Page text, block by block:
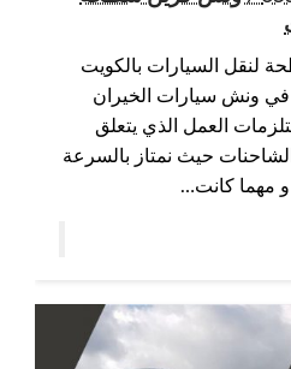
لنقل السيارات بالكويت
ونش سيارات الخيران
العمل الذي يتعلق
حيث نمتاز بالسرعة
و مهما كانت…